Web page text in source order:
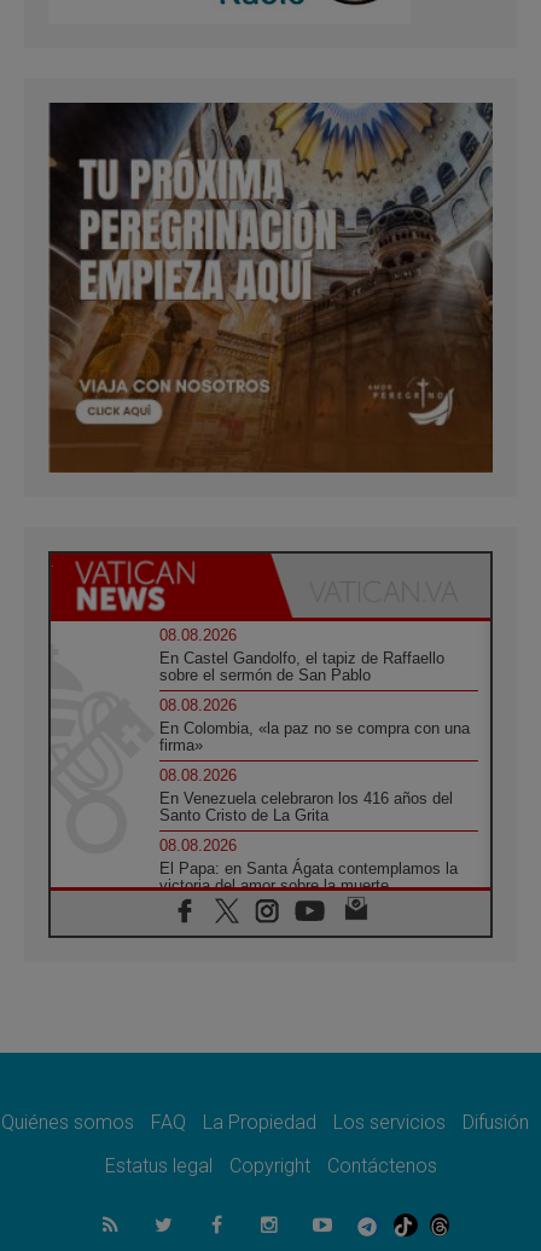
08.08.2026
En Castel Gandolfo, el tapiz de Raffaello
sobre el sermón de San Pablo
08.08.2026
En Colombia, «la paz no se compra con una
firma»
08.08.2026
En Venezuela celebraron los 416 años del
Santo Cristo de La Grita
08.08.2026
El Papa: en Santa Ágata contemplamos la
victoria del amor sobre la muerte
08.08.2026
León XIV visitará el Santuario de la Madre
07.08.2026
07.08.2026
el compromiso del cristiano"
La matanza de niños en Gaza no cesa: 300
muertos en 300 días
Quiénes somos FAQ La Propiedad Los servicios
Difusión
Estatus legal
Copyright Contáctenos